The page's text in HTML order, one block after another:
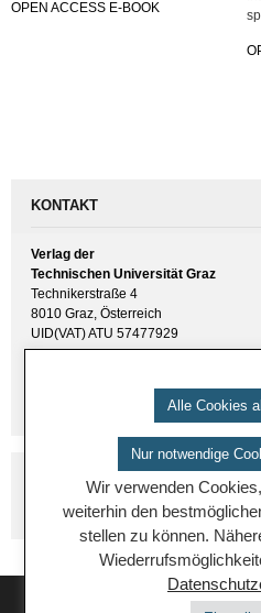
OPEN AC­CESS E-BOOK
KONTAKT
Verlag der
Technischen Universität Graz
Technikerstraße 4
8010 Graz, Österreich
UID(VAT) ATU 57477929
Alle Cookies
Nur notwendige
Wir verwenden
weiterhin den
stellen zu können.